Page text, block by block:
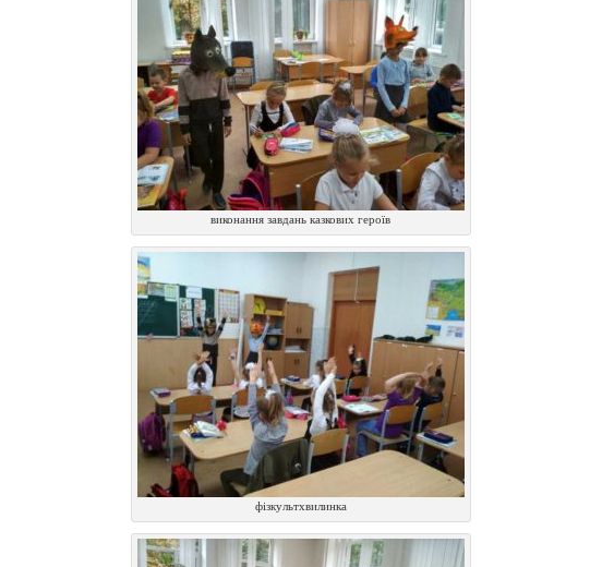
виконання завдань казкових героїв
фiзкультхвилинка